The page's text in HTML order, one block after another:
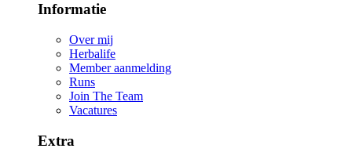
Informatie
Over mij
Herbalife
Member aanmelding
Runs
Join The Team
Vacatures
Extra